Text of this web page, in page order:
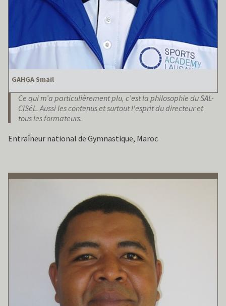
GAHGA Smail
Ce qui m’a particulièrement plu, c’est la philosophie du SAL-
CISéL. Aussi les contenus et surtout l'esprit du directeur et
tous les formateurs.
Entraîneur national de Gymnastique, Maroc